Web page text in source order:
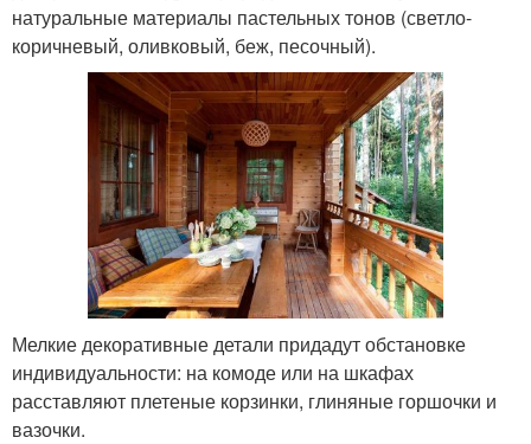
натуральные материалы пастельных тонов (светло-
коричневый, оливковый, беж, песочный).
Мелкие декоративные детали придадут обстановке
индивидуальности: на комоде или на шкафах
расставляют плетеные корзинки, глиняные горшочки и
вазочки.